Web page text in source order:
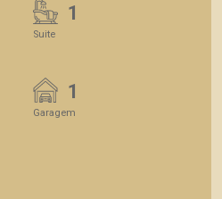
1
Suite
1
Garagem